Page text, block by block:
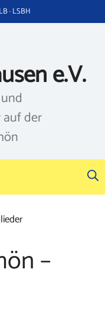
· LSBH
e.V.
der
–